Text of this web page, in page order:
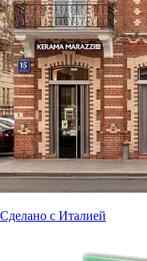
Сделано с Италией